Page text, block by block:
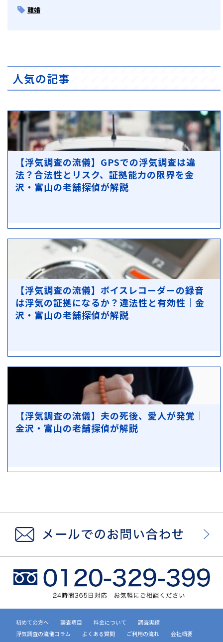
離婚
人気の記事
【浮気調査の流儀】GPSでの浮気調査は違
法？合法性とリスク、証拠能力の限界を金
沢・富山の老舗探偵が解説
【浮気調査の流儀】ボイスレコーダーの録音
は浮気の証拠になるか？違法性と有効性｜金
沢・富山の老舗探偵が解説
【浮気調査の流儀】夫の死後、愛人が発覚｜
金沢・富山の老舗探偵が解説
初めての方へ 調査項目 料金について
調査実績
浮気調査の流儀コラム
よくある質問 ご利用の流れ
会社概要